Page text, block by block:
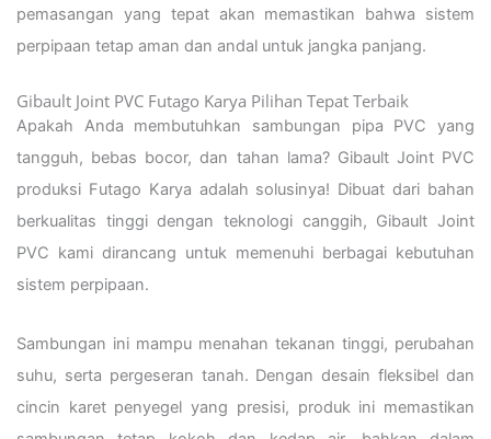
pemasangan yang tepat akan memastikan bahwa sistem
perpipaan tetap aman dan andal untuk jangka panjang.
Gibault Joint PVC Futago Karya Pilihan Tepat Terbaik
Apakah Anda membutuhkan sambungan pipa PVC yang
tangguh, bebas bocor, dan tahan lama? Gibault Joint PVC
produksi Futago Karya adalah solusinya! Dibuat dari bahan
berkualitas tinggi dengan teknologi canggih, Gibault Joint
PVC kami dirancang untuk memenuhi berbagai kebutuhan
sistem perpipaan.
Sambungan ini mampu menahan tekanan tinggi, perubahan
suhu, serta pergeseran tanah. Dengan desain fleksibel dan
cincin karet penyegel yang presisi, produk ini memastikan